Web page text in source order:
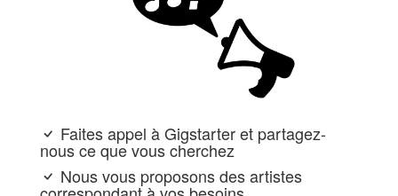
Faites appel à Gigstarter et partagez-
nous ce que vous cherchez
Nous vous proposons des artistes